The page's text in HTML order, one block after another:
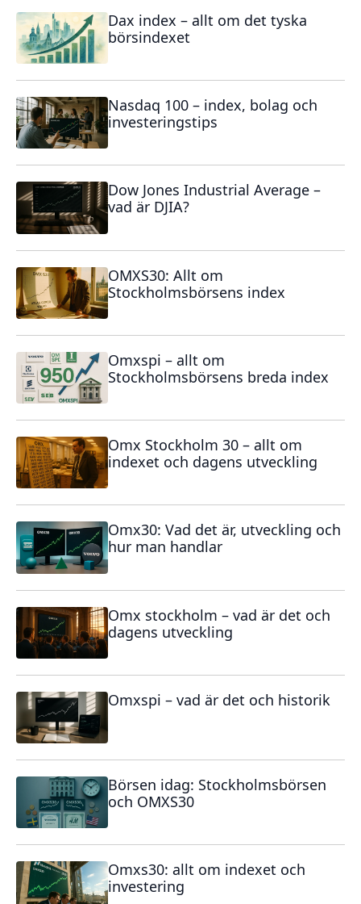
Dax index – allt om det tyska
börsindexet
Nasdaq 100 – index, bolag och
investeringstips
Dow Jones Industrial Average –
vad är DJIA?
OMXS30: Allt om
Stockholmsbörsens index
Omxspi – allt om
Stockholmsbörsens breda index
Omx Stockholm 30 – allt om
indexet och dagens utveckling
Omx30: Vad det är, utveckling och
hur man handlar
Omx stockholm – vad är det och
dagens utveckling
Omxspi – vad är det och historik
Börsen idag: Stockholmsbörsen
och OMXS30
Omxs30: allt om indexet och
investering